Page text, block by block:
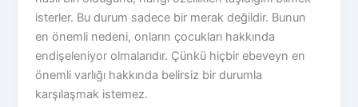
isterler. Bu durum sadece bir merak değildir. Bunun
en önemli nedeni, onların çocukları hakkında
endişeleniyor olmalarıdır. Çünkü hiçbir ebeveyn en
önemli varlığı hakkında belirsiz bir durumla
karşılaşmak istemez.